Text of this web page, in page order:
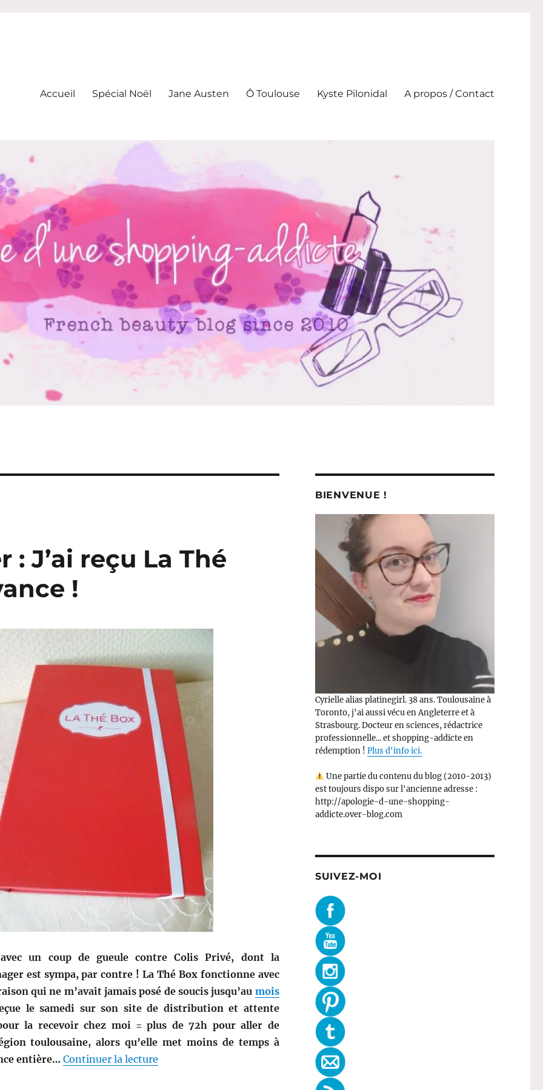
Accueil Spécial Noël Jane Austen Ô Toulouse Kyste Pilonidal A propos / Contact
: J’ai reçu La Thé
!
avec un coup de gueule contre Colis Privé, dont la
est sympa, par contre ! La Thé Box fonctionne avec
qui ne m’avait jamais posé de soucis jusqu’au mois
le samedi sur son site de distribution et attente
la recevoir chez moi = plus de 72h pour aller de
toulousaine, alors qu’elle met moins de temps à
entière… Continuer la lecturede « Shopping # 122 ter : J’ai reçu La Thé Box de Noël en avance ! »
BIENVENUE !
Cyrielle alias platinegirl. 38 ans. Toulousaine à
Toronto, j'ai aussi vécu en Angleterre et à
Strasbourg. Docteur en sciences, rédactrice
professionnelle... et shopping-addicte en
rédemption ! Plus d'info ici.
Une partie du contenu du blog (2010-2013)
est toujours dispo sur l'ancienne adresse :
http://apologie-d-une-shopping-
addicte.over-blog.com
SUIVEZ-MOI